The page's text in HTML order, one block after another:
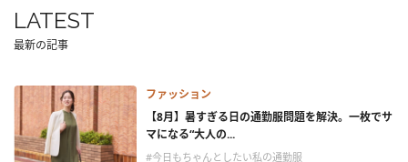
LATEST
最新の記事
ファッション
【8月】暑すぎる日の通勤服問題を解決。一枚でサ
マになる“大人の...
#今日もちゃんとしたい私の通勤服